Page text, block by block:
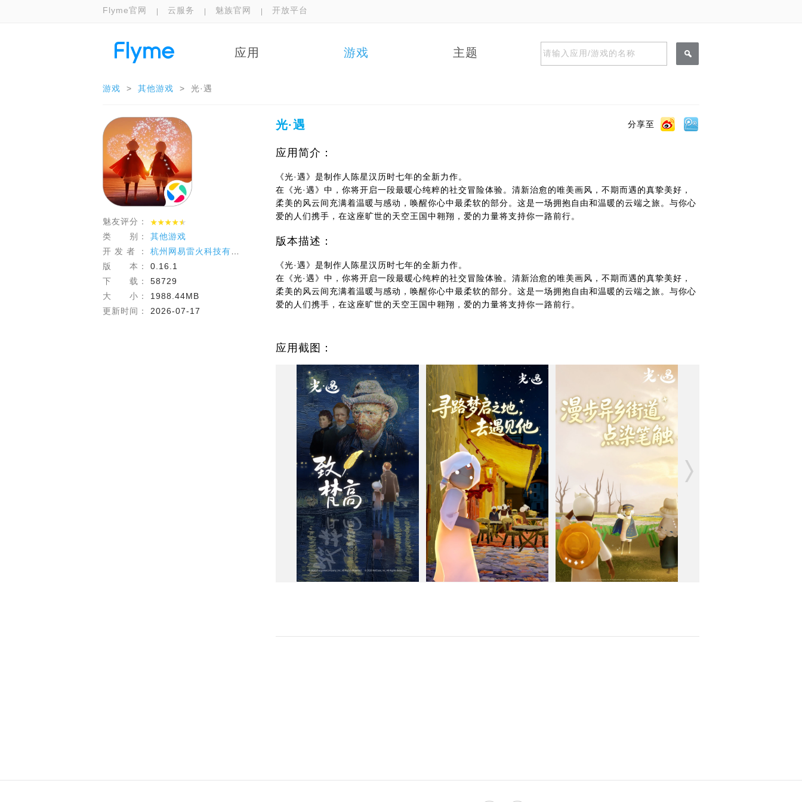
Flyme官网 云服务 魅族官网 开放平台
应用 游戏 主题 请输入应用/游戏的名称
游戏 > 其他游戏 > 光·遇
魅友评分：
类 别：
其他游戏
开 发 者 ：
版 本：
0.16.1
下 载：
58729
大 小：
1988.44MB
更新时间：
2026-07-17
光·遇 分享至
应用简介：
《光·遇》是制作人陈星汉历时七年的全新力作。
在《光·遇》中，你将开启一段最暖心纯粹的社交冒险体验。清新治愈的唯美画风，不期而遇的真挚美好，
柔美的风云间充满着温暖与感动，唤醒你心中最柔软的部分。这是一场拥抱自由和温暖的云端之旅。与你心
爱的人们携手，在这座旷世的天空王国中翱翔，爱的力量将支持你一路前行。
版本描述：
《光·遇》是制作人陈星汉历时七年的全新力作。
在《光·遇》中，你将开启一段最暖心纯粹的社交冒险体验。清新治愈的唯美画风，不期而遇的真挚美好，
柔美的风云间充满着温暖与感动，唤醒你心中最柔软的部分。这是一场拥抱自由和温暖的云端之旅。与你心
爱的人们携手，在这座旷世的天空王国中翱翔，爱的力量将支持你一路前行。
应用截图：